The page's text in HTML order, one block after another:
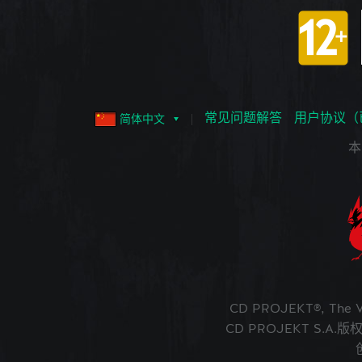
简体中文 常见问题解答 用户协议
CD PROJEKT®, The
CD PROJEKT S.A.版